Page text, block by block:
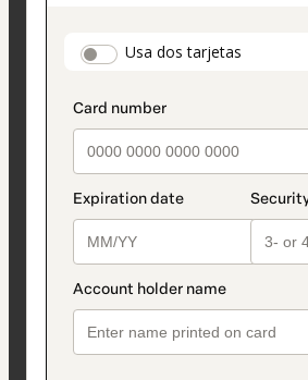
Usa dos tarjetas
seleccionado
Tarjeta